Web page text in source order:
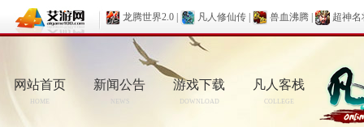
龙腾世界2.0 凡人修仙传 兽血沸腾 超神名
网站首页
HOME
新闻公告
NEWS
游戏下载
DOWNLOAD
凡人客栈
COLLEGE